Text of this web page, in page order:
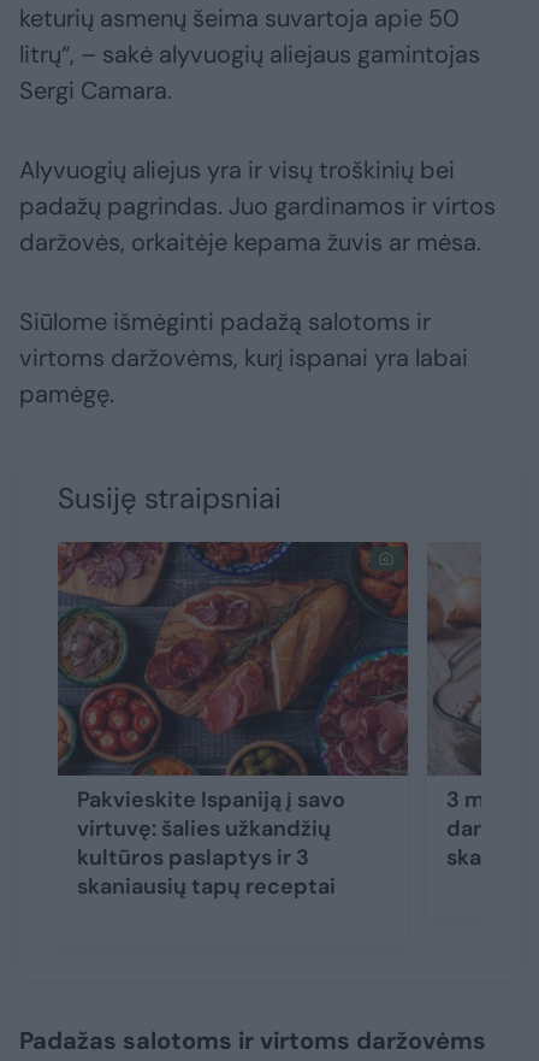
keturių asmenų šeima suvartoja apie 50
litrų“, – sakė alyvuogių aliejaus gamintojas
Sergi Camara.
Alyvuogių aliejus yra ir visų troškinių bei
padažų pagrindas. Juo gardinamos ir virtos
daržovės, orkaitėje kepama žuvis ar mėsa.
Siūlome išmėginti padažą salotoms ir
virtoms daržovėms, kurį ispanai yra labai
pamėgę.
Susiję straipsniai
Pakvieskite Ispaniją į savo
virtuvę: šalies užkandžių
kultūros paslaptys ir 3
skaniausių tapų receptai
3
skanu
Padažas salotoms ir virtoms daržovėms